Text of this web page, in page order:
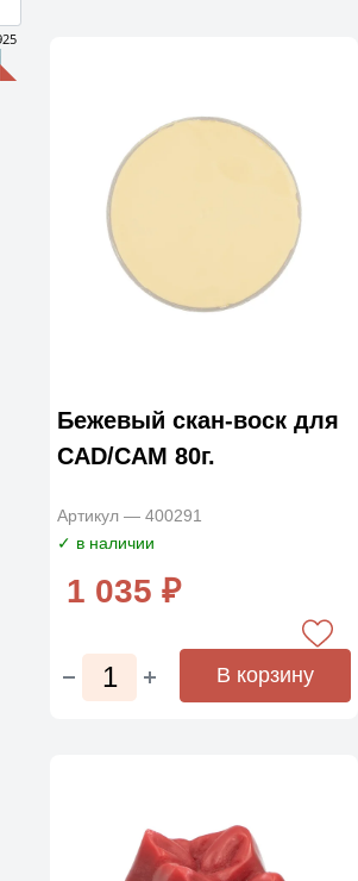
Бежевый скан-воск для
CAD/CAM 80г.
Артикул — 400291
✓ в наличии
1 035 ₽
В корзину